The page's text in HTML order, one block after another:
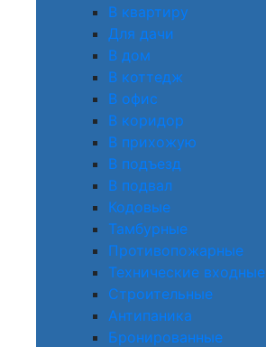
В квартиру
Для дачи
В дом
В коттедж
В офис
В коридор
В прихожую
В подъезд
В подвал
Кодовые
Тамбурные
Противопожарные
Технические входные
Строительные
Антипаника
Бронированные